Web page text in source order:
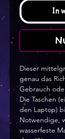
In
Dieser
genau das
Gebrauch
Die Taschen
den Laptop)
Notwendige,
wasserfeste